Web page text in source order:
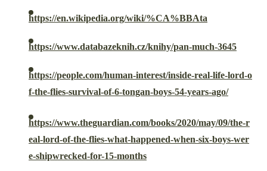
https://en.wikipedia.org/wiki/%CA%BBAta
https://www.databazeknih.cz/knihy/pan-much-3645
https://people.com/human-interest/inside-real-life-lord-o
f-the-flies-survival-of-6-tongan-boys-54-years-ago/
https://www.theguardian.com/books/2020/may/09/the-r
eal-lord-of-the-flies-what-happened-when-six-boys-wer
e-shipwrecked-for-15-months